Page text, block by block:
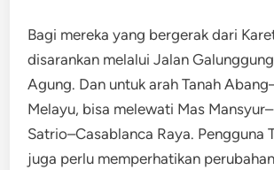
Bagi mereka yang bergerak dari
disarankan melalui Jalan
Agung. Dan untuk arah Tanah
Melayu, bisa melewati Mas
Satrio–Casablanca Raya. Pengguna
juga perlu memperhatikan